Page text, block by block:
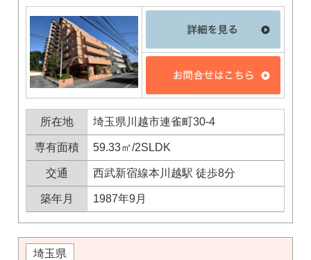
東京本社 0120-900-881
関西支社 0120-711-018
所在地 埼玉県川越市連雀町30-4
専有面積 59.33㎡/2SLDK
交通 西武新宿線本川越駅 徒歩8分
築年月 1987年9月
埼玉県